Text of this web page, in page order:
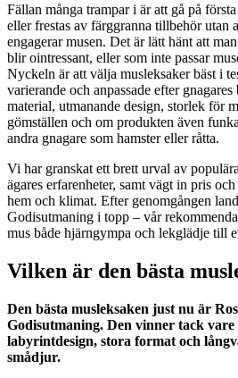
Fällan många trampar i är att gå på
eller frestas av färggranna tillbehör utan
engagerar musen. Det är lätt hänt att
blir ointressant, eller som inte passar
Nyckeln är att välja musleksaker bäst i
varierande och anpassade efter
material, utmanande design, storlek för
gömställen och om produkten även
andra gnagare som hamster eller råtta.
Vi har granskat ett brett urval av
ägares erfarenheter, samt vägt in pris
hem och klimat. Efter genomgången
Godisutmaning i topp – vår
mus både hjärngympa och lekglädje till
Vilken är den bästa
Den bästa musleksaken just nu är
Godisutmaning. Den vinner tack vare
labyrintdesign, stora format och
smådjur.